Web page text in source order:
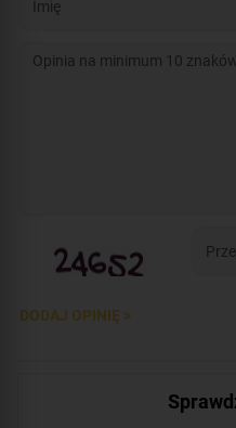
DODAJ OPINIĘ >